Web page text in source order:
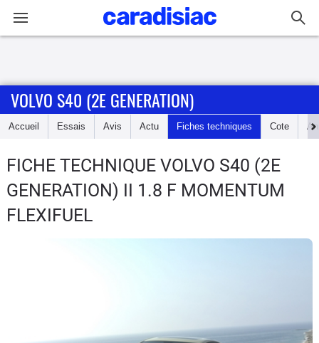
Accueil
Essais
Guide
d'achat
VOLVO S40 (2E GENERATION)
Accueil Essais Avis Actu Fiches techniques Cote
FICHE TECHNIQUE VOLVO S40 (2E
GENERATION) II 1.8 F MOMENTUM
FLEXIFUEL